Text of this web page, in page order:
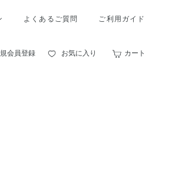
よくあるご質問 ご利用ガイド
会員登録 お気に入り カート